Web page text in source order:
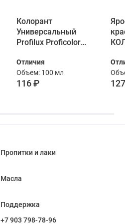
Колорант
Универсальный
Profilux Proficolor
мл
Отличия
Объем: 100 мл
116 ₽
Пропитки и лаки
Масла
Поддержка
+7 903 798-78-96